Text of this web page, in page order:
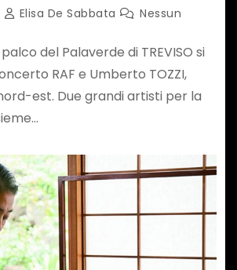
Elisa De Sabbata
Nessun
del Palaverde di TREVISO si
RAF e Umberto TOZZI,
est. Due grandi artisti per la